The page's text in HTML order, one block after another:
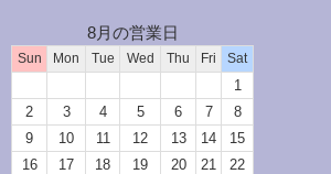
8月の営業日
Sun Mon Tue Wed Thu Fri Sat
1
2
3 4 5 6 7
8
9
10 11 12 13 14
15
16
17 18 19 20 21
22